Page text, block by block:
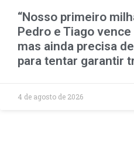
“Nosso primeiro
Pedro e Tiago
mas ainda precisa
para tentar garantir
4 de agosto de 2026